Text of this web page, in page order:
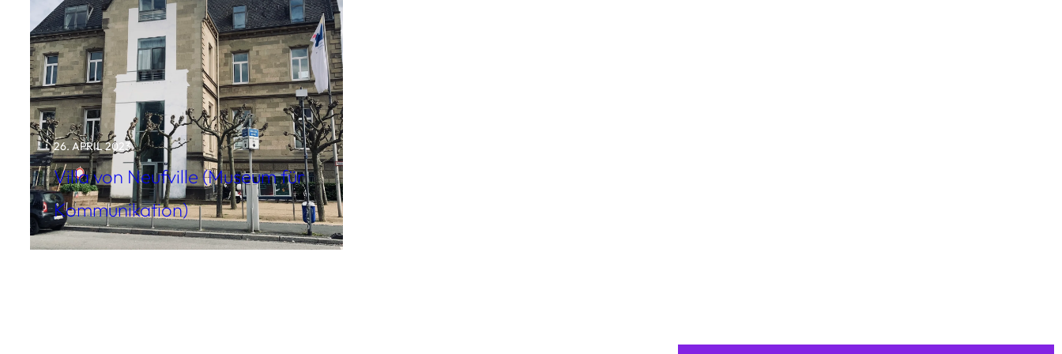
26. APRIL 2023
Villa von Neufville (Museum für
Kommunikation)